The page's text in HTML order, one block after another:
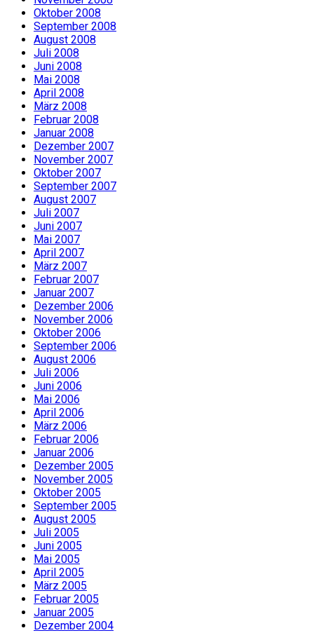
Oktober 2008
September 2008
August 2008
Juli 2008
Juni 2008
Mai 2008
April 2008
März 2008
Februar 2008
Januar 2008
Dezember 2007
November 2007
Oktober 2007
September 2007
August 2007
Juli 2007
Juni 2007
Mai 2007
April 2007
März 2007
Februar 2007
Januar 2007
Dezember 2006
November 2006
Oktober 2006
September 2006
August 2006
Juli 2006
Juni 2006
Mai 2006
April 2006
März 2006
Februar 2006
Januar 2006
Dezember 2005
November 2005
Oktober 2005
September 2005
August 2005
Juli 2005
Juni 2005
Mai 2005
April 2005
März 2005
Februar 2005
Januar 2005
Dezember 2004